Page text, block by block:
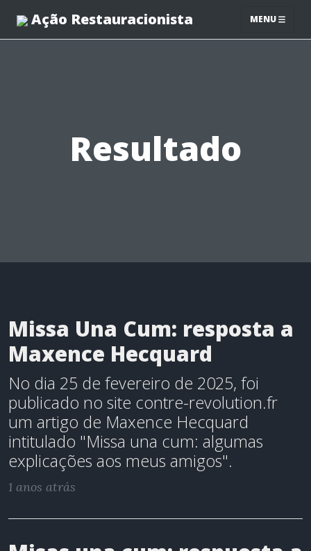
Ação Restauracionista MENU
Resultado
Missa Una Cum: resposta a
Maxence Hecquard
No dia 25 de fevereiro de 2025, foi
publicado no site contre-revolution.fr
um artigo de Maxence Hecquard
intitulado "Missa una cum: algumas
explicações aos meus amigos".
1 anos atrás